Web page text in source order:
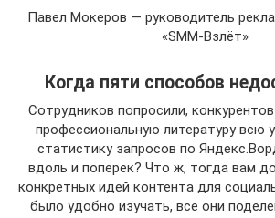
Павел Мокеров — руководитель
«SMM-Взлёт»
Когда пяти способов
Сотрудников попросили,
профессиональную литературу всю
статистику запросов по
вдоль и поперек? Что ж, тогда вам
конкретных идей контента для
было удобно изучать, все они